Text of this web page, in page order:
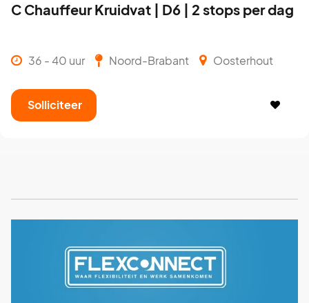
C Chauffeur Kruidvat | D6 | 2 stops per dag
36 - 40 uur Noord-Brabant Oosterhout
Solliciteer